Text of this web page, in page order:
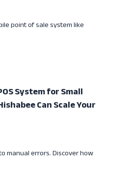
point of sale system like
System for Small
Can Scale Your
manual errors. Discover how